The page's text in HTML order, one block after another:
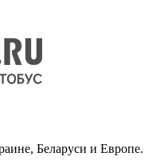
Беларуси и Европе.